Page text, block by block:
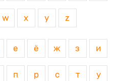
w x y z
е ё ж з и
п р с т у